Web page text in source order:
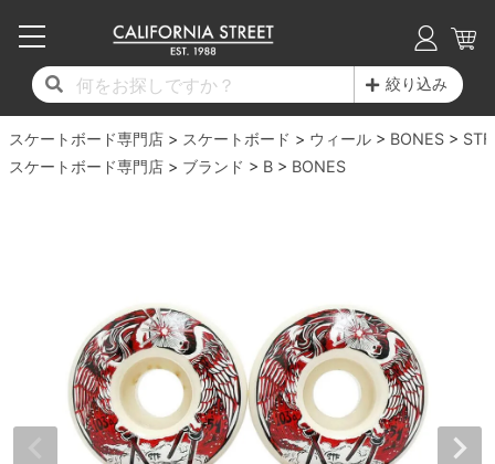
絞り込み
スケートボード専門店 スケートボード ウィール BONES
STF
スケートボード専門店
ブランド B BONES
17時までのご注文は当日発送！
11,000円以上で送料無料！
毎月1日はポイント5倍！10日と20日は3倍！
17時までのご注文は当日発送！
11,000円以上で送料無料！
毎月1日はポイント5倍！10日と20日は3倍！
サイズからデッキを選ぶ
子供用デッキ
7.0inch以下
7.6inch
7.7inch
トラック
17時までのご注文は当日発送！
11,000円以上で送料無料！
毎月1日はポイント5倍！10日と20日は3倍！
適合デッキサイズから選ぶ
7.0inch以下
7.2inch
7.7inch
7.8inch
ウィール
17時までのご注文は当日発送！
11,000円以上で送料無料！
毎月1日はポイント5倍！10日と20日は3倍！
ウィールをサイズから選ぶ
50mm
51mm
55mm
56mm
スピットファイヤー F4（フォーミュラフォ
ボーンズ XF（エックスフォーミュラ）
ベアリング
17時までのご注文は当日発送！
11,000円以上で送料無料！
毎月1日はポイント5倍！10日と20日は3倍！
シューズをサイズから選ぶ
20cm
21cm
23.5cm
24cm
サンダル
インソール
17時までのご注文は当日発送！
11,000円以上で送料無料！
毎月1日はポイント5倍！10日と20日は3倍！
ジャケット
パーカー
トレーナー・セーター
17時までのご注文は当日発送！
11,000円以上で送料無料！
毎月1日はポイント5倍！10日と20日は3倍！
17時までのご注文は当日発送！
11,000円以上で送料無料！
毎月1日はポイント5倍！10日と20日は3倍！
スタッフおすすめアイテム
ブランド紹介
17時までのご注文は当日発送！
11,000円以上で送料無料！
毎月1日はポイント5倍！10日と20日は3倍！
スタッフ紹介
カリフォルニアストリートの歴史
求人情報